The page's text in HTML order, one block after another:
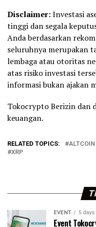
Disclaimer:Investasi
tinggi dan segala
Anda berdasarkan
seluruhnya merupakan
lembaga atau otoritas
atas risiko investasi
informasi bukan ajakan
Tokocrypto Berizin dan
keuangan.
RELATED TOPICS: ALTCOIN
XRP
EVENT 5 days
Event